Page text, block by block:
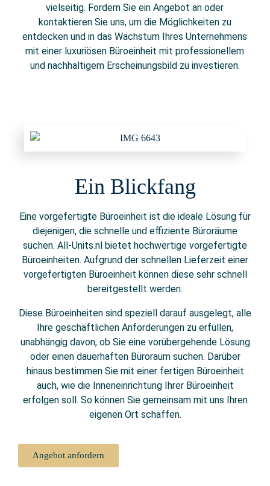
vielseitig. Fordern Sie ein Angebot an oder
kontaktieren Sie uns, um die Möglichkeiten zu
entdecken und in das Wachstum Ihres Unternehmens
mit einer luxuriösen Büroeinheit mit professionellem
und nachhaltigem Erscheinungsbild zu investieren.
Ein Blickfang
Eine vorgefertigte Büroeinheit ist die ideale Lösung für
diejenigen, die schnelle und effiziente Büroräume
suchen. All-Units.nl bietet hochwertige vorgefertigte
Büroeinheiten. Aufgrund der schnellen Lieferzeit einer
vorgefertigten Büroeinheit können diese sehr schnell
bereitgestellt werden.
Diese Büroeinheiten sind speziell darauf ausgelegt, alle
Ihre geschäftlichen Anforderungen zu erfüllen,
unabhängig davon, ob Sie eine vorübergehende Lösung
oder einen dauerhaften Büroraum suchen. Darüber
hinaus bestimmen Sie mit einer fertigen Büroeinheit
auch, wie die Inneneinrichtung Ihrer Büroeinheit
erfolgen soll. So können Sie gemeinsam mit uns Ihren
eigenen Ort schaffen.
Angebot anfordern